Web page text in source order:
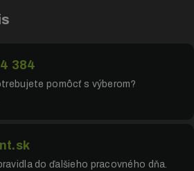
384
pomôcť s výberom?
do ďalšieho pracovného dňa.